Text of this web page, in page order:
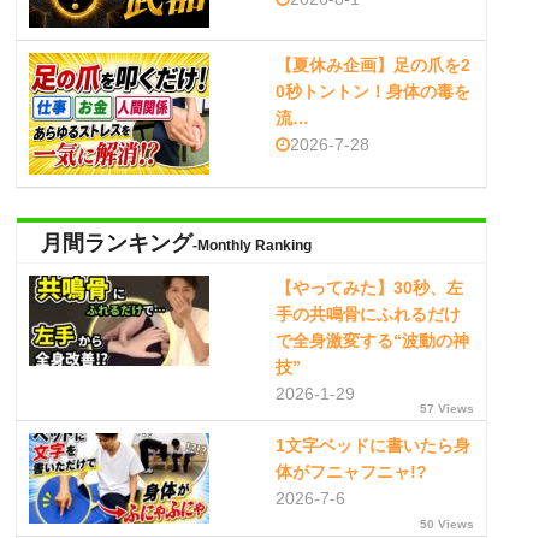
【夏休み企画】足の爪を2
0秒トントン！身体の毒を
流…
2026-7-28
月間ランキング-Monthly Ranking
【やってみた】30秒、左
手の共鳴骨にふれるだけ
で全身激変する“波動の神
技”
2026-1-29
57 Views
1文字ベッドに書いたら身
体がフニャフニャ!?
2026-7-6
50 Views